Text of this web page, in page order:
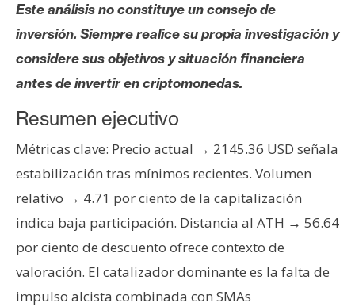
á
l
i
s
s
N
o
a
s
d
e
Este análisis no constituye un consejo de
inversión. Siempre realice su propia investigación y
considere sus objetivos y situación financiera
antes de invertir en criptomonedas.
Resumen ejecutivo
Métricas clave: Precio actual → 2145.36 USD señala
estabilización tras mínimos recientes. Volumen
relativo → 4.71 por ciento de la capitalización
indica baja participación. Distancia al ATH → 56.64
por ciento de descuento ofrece contexto de
valoración. El catalizador dominante es la falta de
impulso alcista combinada con SMAs